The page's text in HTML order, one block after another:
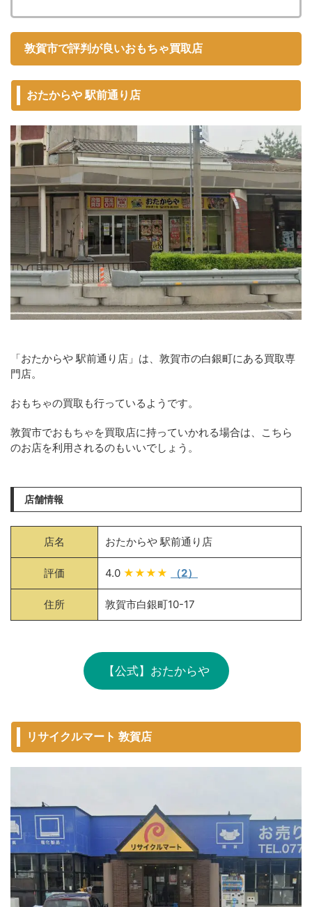
敦賀市で評判が良いおもちゃ買取店
おたからや 駅前通り店
「おたからや 駅前通り店」は、敦賀市の白銀町にある買取専
門店。
おもちゃの買取も行っているようです。
敦賀市でおもちゃを買取店に持っていかれる場合は、こちら
のお店を利用されるのもいいでしょう。
店舗情報
店名 おたからや 駅前通り店
評価 4.0 ★★★★ （2）
住所 敦賀市白銀町10-17
【公式】おたからや
リサイクルマート 敦賀店